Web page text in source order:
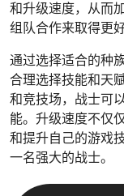
和升级速度，从而
组队合作来取得更
通过选择适合的种
合理选择技能和天
和竞技场，战士可
能。升级速度不仅
和提升自己的游戏
一名强大的战士。